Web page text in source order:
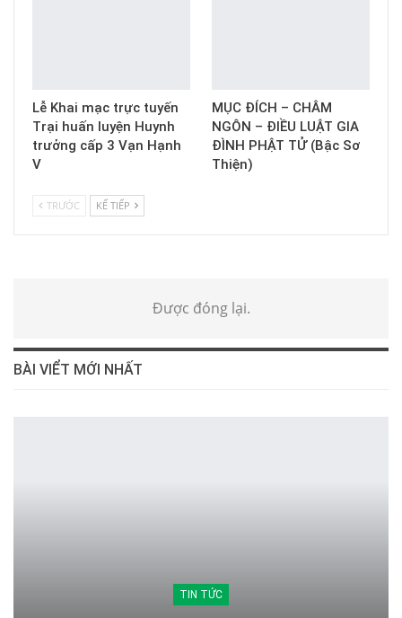
Lễ Khai mạc trực tuyến
Trại huấn luyện Huynh
trưởng cấp 3 Vạn Hạnh
V
MỤC ĐÍCH – CHÂM
NGÔN – ĐIỀU LUẬT GIA
ĐÌNH PHẬT TỬ (Bậc Sơ
Thiện)
TRƯỚC KẾ TIẾP
Được đóng lại.
BÀI VIỂT MỚI NHẤT
TIN TỨC